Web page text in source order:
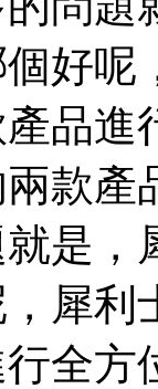
好呢
品進
款產
是
犀利
全